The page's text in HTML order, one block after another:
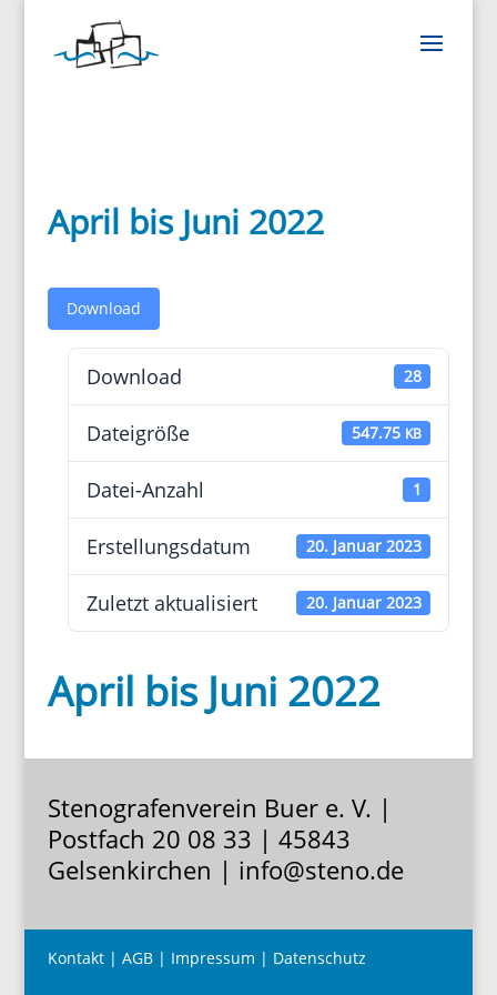
April bis Juni 2022
Down­load
Down­load 28
Datei­größe 547.75 KB
Datei-Anzahl 1
Erstel­lungs­datum 20. Januar 2023
Zuletzt aktua­li­siert 20. Januar 2023
April bis Juni 2022
Stenografenverein Buer e. V. |
Postfach 20 08 33 | 45843
Gelsenkirchen | info@steno.de
Kontakt| AGB| Impressum | Datenschutz